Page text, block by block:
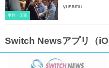
事件・災害
yusamu
Switch Newsアプリ（